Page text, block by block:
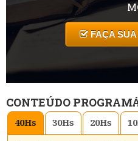
FAÇA
CONTEÚDO
40Hs 30Hs 20Hs 10